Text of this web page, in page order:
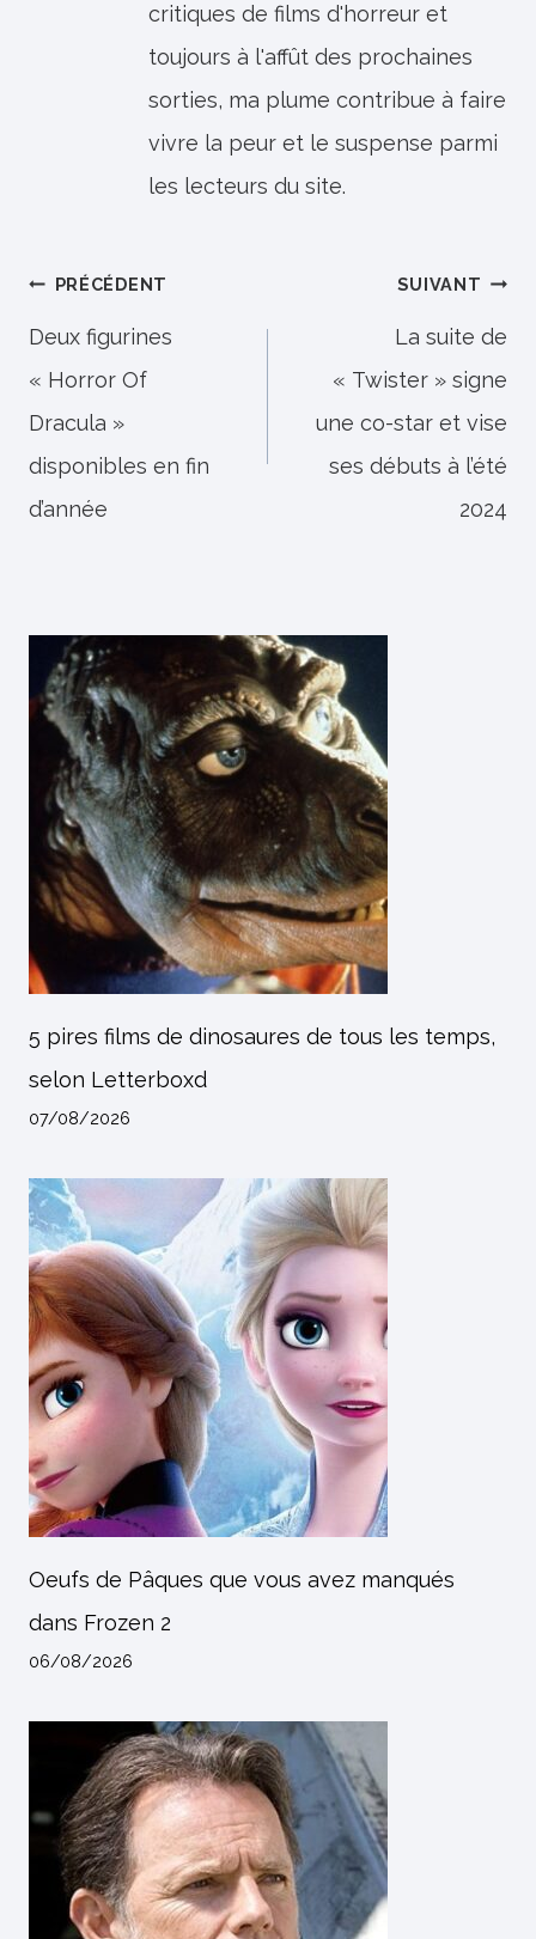
critiques de films d'horreur et
toujours à l'affût des prochaines
sorties, ma plume contribue à faire
vivre la peur et le suspense parmi
les lecteurs du site.
Navigation
de
l’article
PRÉCÉDENT
Deux figurines
« Horror Of
Dracula »
disponibles en fin
d’année
SUIVANT
La suite de
« Twister » signe
une co-star et vise
ses débuts à l’été
2024
5 pires films de dinosaures de tous les temps,
selon Letterboxd
07/08/2026
Oeufs de Pâques que vous avez manqués
dans Frozen 2
06/08/2026